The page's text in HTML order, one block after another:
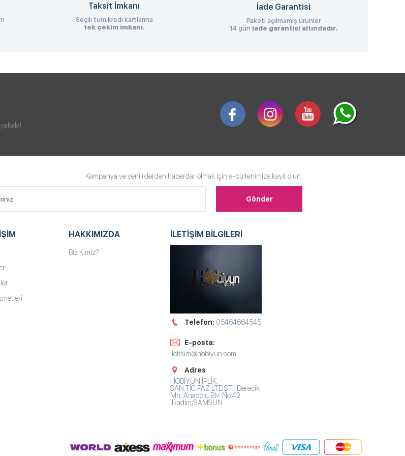
Taksit İmkanı
Seçili tüm kredi kartlarına
tek çekim imkanı.
İade Garantisi
Paketi açılmamış ürünler
14 gün iade garantisi altındadır.
Kampanya ve yeniliklerden haberdar olmak için e-bültenimize kayıt olun.
HAKKIMIZDA
Biz Kimiz?
İLETİŞİM BİLGİLERİ
Telefon: 05464664545
E-posta:
iletisim@hobiyun.com
Adres
HOBİYUN İPLİK
SAN.TİC.PAZ.LTD.ŞTİ. Derecik
Mh. Anadolu Blv. No:42
İlkadım/SAMSUN